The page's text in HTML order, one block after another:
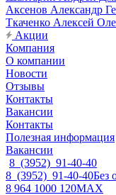
Аксенов Александр
Ткаченко Алексей
Акции
Компания
О компании
Новости
Отзывы
Контакты
Вакансии
Контакты
Полезная информация
Вакансии
8 (3952) 91-40-40
8 (3952) 91-40-40Без
8 964 1000 120MAX